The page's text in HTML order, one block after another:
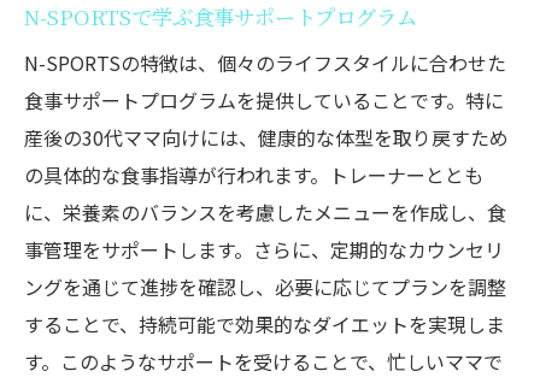
N-SPORTSで学ぶ食事サポートプログラム
N-SPORTSの特徴は、個々のライフスタイルに合わせた
食事サポートプログラムを提供していることです。特に
産後の30代ママ向けには、健康的な体型を取り戻すため
の具体的な食事指導が行われます。トレーナーととも
に、栄養素のバランスを考慮したメニューを作成し、食
事管理をサポートします。さらに、定期的なカウンセリ
ングを通じて進捗を確認し、必要に応じてプランを調整
することで、持続可能で効果的なダイエットを実現しま
す。このようなサポートを受けることで、忙しいママで